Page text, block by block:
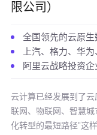
限公司）
全国领先的云原
上汽、格力、华
阿里云战略投资企
云计算已经发展到了
联网、物联网、智慧
化转型的最短路径”这样